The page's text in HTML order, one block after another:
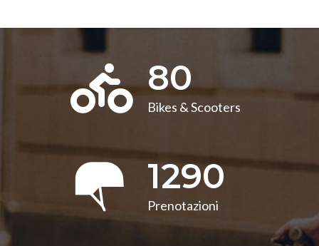
80
Bikes & Scooters
1290
Prenotazioni